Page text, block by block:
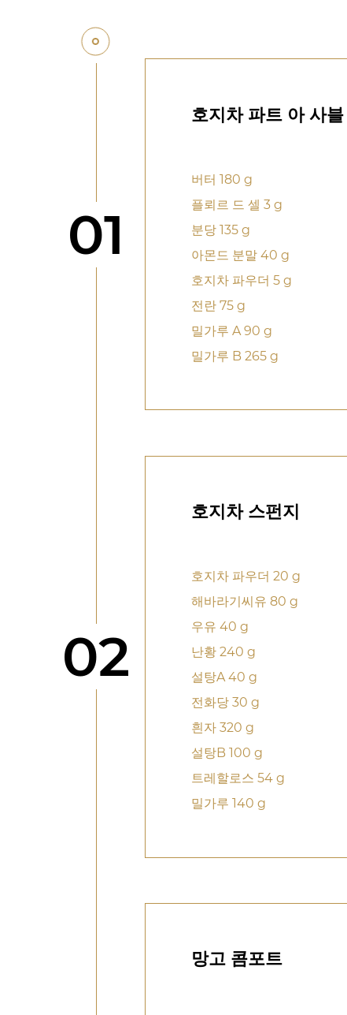
단계
01
호지차 파트 아 사블
버터 180 g
플뢰르 드 셀 3 g
분당 135 g
아몬드 분말 40 g
호지차 파우더 5 g
전란 75 g
밀가루 A 90 g
밀가루 B 265 g
단계
02
호지차 스펀지
호지차 파우더 20 g
해바라기씨유 80 g
우유 40 g
난황 240 g
설탕A 40 g
전화당 30 g
흰자 320 g
설탕B 100 g
트레할로스 54 g
밀가루 140 g
망고 콤포트